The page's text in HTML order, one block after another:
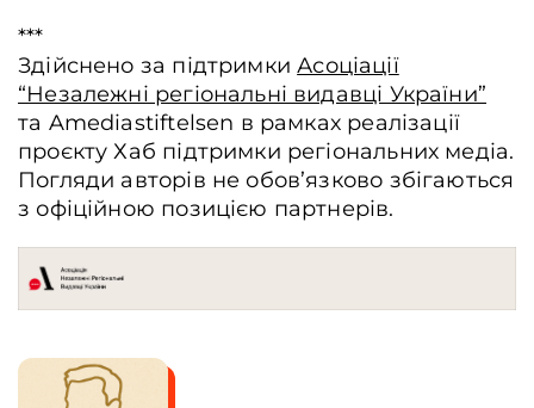
***
Здійснено за підтримкиАсоціації
“Незалежні регіональні видавці України”
та Amediastiftelsen в рамках реалізації
проєкту Хаб підтримки регіональних медіа.
Погляди авторів не обов’язково збігаються
з офіційною позицією партнерів.